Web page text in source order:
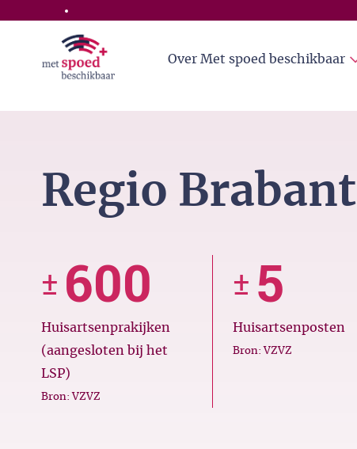
Skip to the main content
Over Met spoed beschikbaar
Regio Brabant
± 600
Huisartsenprakijken
(aangesloten bij het
LSP)
Bron: VZVZ
± 5
Huisartsenposten
Bron: VZVZ